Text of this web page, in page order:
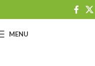
MENU